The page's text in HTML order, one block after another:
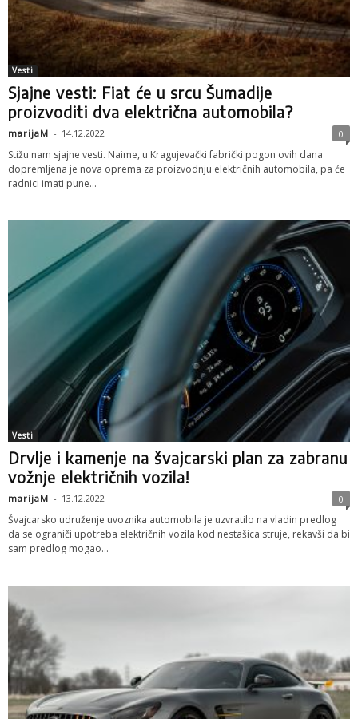
Vesti
Sjajne vesti: Fiat će u srcu Šumadije
proizvoditi dva električna automobila?
marijaM - 14.12.2022 0
Stižu nam sjajne vesti. Naime, u Kragujevački fabrički pogon ovih dana
dopremljena je nova oprema za proizvodnju električnih automobila, pa će
radnici imati pune...
Vesti
Drvlje i kamenje na švajcarski plan za zabranu
vožnje električnih vozila!
marijaM - 13.12.2022 0
Švajcarsko udruženje uvoznika automobila je uzvratilo na vladin predlog
da se ograniči upotreba električnih vozila kod nestašica struje, rekavši da bi
sam predlog mogao...